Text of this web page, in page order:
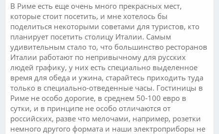
В Риме есть еще очень много прекрасных мест,
которые стоит посетить, и мне хотелось бы
поделиться некоторыми советами для туристов, кто
планирует посетить столицу Италии. Самым
удивительным стало то, что большинство ресторанов
Италии работают по непривычному для русских
людей графику, у них есть специально выделенное
время для обеда и ужина, старайтесь приходить туда
только в специально-отведенные часы. Гостиницы в
Риме не особо дорогие, в среднем 50-100 евро в
сутки, и в принципе не особо отличаются от
российских, разве что мелочами, например, розетки
немного другого формата и наши электроприборы не